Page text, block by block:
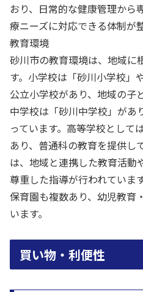
おり、日常的な健康管理から
療ニーズに対応できる体制が
教育環境
砂川市の教育環境は、地域に
す。小学校は「砂川小学校」
公立小学校があり、地域の子
中学校は「砂川中学校」があ
っています。高等学校として
あり、普通科の教育を提供し
は、地域と連携した教育活動
尊重した指導が行われていま
保育園も複数あり、幼児教育
います。
買い物・利便性